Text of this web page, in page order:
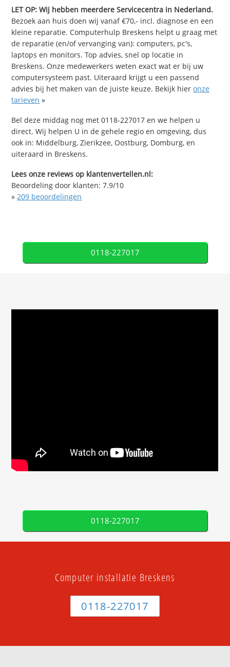
LET OP: Wij hebben meerdere Servicecentra in Nederland.
Bezoek aan huis doen wij vanaf €70,- incl. diagnose en een
kleine reparatie. Computerhulp Breskens helpt u graag met
de reparatie (en/of vervanging van): computers, pc's,
laptops en monitors. Top advies, snel op locatie in
Breskens. Onze medewerkers weten exact wat er bij uw
computersysteem past. Uiteraard krijgt u een passend
advies bij het maken van de juiste keuze. Bekijk hieronze
tarieven »
Bel deze middag nog met 0118-227017 en we helpen u
direct. Wij helpen U in de gehele regio en omgeving, dus
ook in: Middelburg, Zierikzee, Oostburg, Domburg, en
uiteraard in Breskens.
Lees onze reviews op klantenvertellen.nl:
Beoordeling door klanten:7.9/10
» 209 beoordelingen
0118-227017
0118-227017
Computer installatie Breskens
0118-227017